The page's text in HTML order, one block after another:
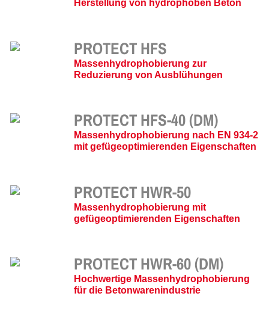
Herstellung von hydrophoben Beton
PROTECT HFS
Massenhydrophobierung zur
Reduzierung von Ausblühungen
PROTECT HFS-40 (DM)
Massenhydrophobierung nach EN 934-2
mit gefügeoptimierenden Eigenschaften
PROTECT HWR-50
Massenhydrophobierung mit
gefügeoptimierenden Eigenschaften
PROTECT HWR-60 (DM)
Hochwertige Massenhydrophobierung
für die Betonwarenindustrie